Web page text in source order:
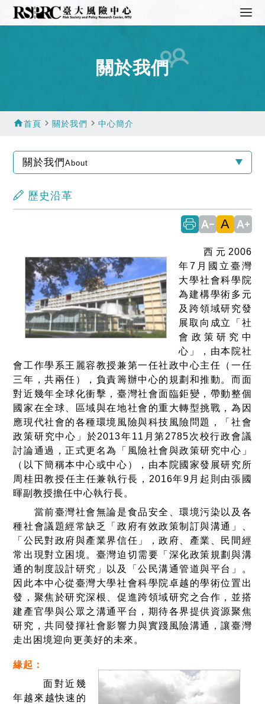
關於我們
home首頁 navigate_next關於我們 navigate_next中心簡介
關於我們About
歷史沿革
text_decrease A text_increase
西元2006
年7月國立臺灣
大學社會科學院
為建構學術多元
及跨領域研究發
展取向成立「社
會政策研究中
心」，由本院社
會工作學系王麗容教授兼第一任社政中心主任（一任
三年，共兩任），負責籌辦中心的規劃和推動。而面
對近幾年全球化衝擊，臺灣社會面臨鉅變，帶動整個
國家在全球、區域與在地社會的重大轉型挑戰，為因
應現代社會的各種環境風險與科技風險問題，「社會
政策研究中心」於2013年11月第2785次校行政會議
討論通過，正式更名為「風險社會與政策研究中心」
（以下簡稱本中心或中心），由本院國家發展研究所
周桂田教授任主任兼執行長，2016年9月起則由張國
暉副教授擔任中心執行長。
當前臺灣社會無論是食品安全、環境污染以及各
種社會議題經常缺乏「政府有效政策制訂與溝通」、
「公民對政府與產業界信任」，政府、產業、民間經
常出現對立困境。臺灣迫切需要「深化政策規劃與溝
通的制度設計研究」以及「公民溝通管道與平台」。
因此本中心從臺灣大學社會科學院卓越的學術位置出
發，聚焦於研究深根、促進跨領域研究之合作，並搭
建產官學與公眾之溝通平台，期待各界提供資源聚焦
研究，共同發揮社會影響力與實踐風險溝通，讓臺灣
走出困境迎向更美好的未來。
緣起：
面對近幾
年越來越快速的